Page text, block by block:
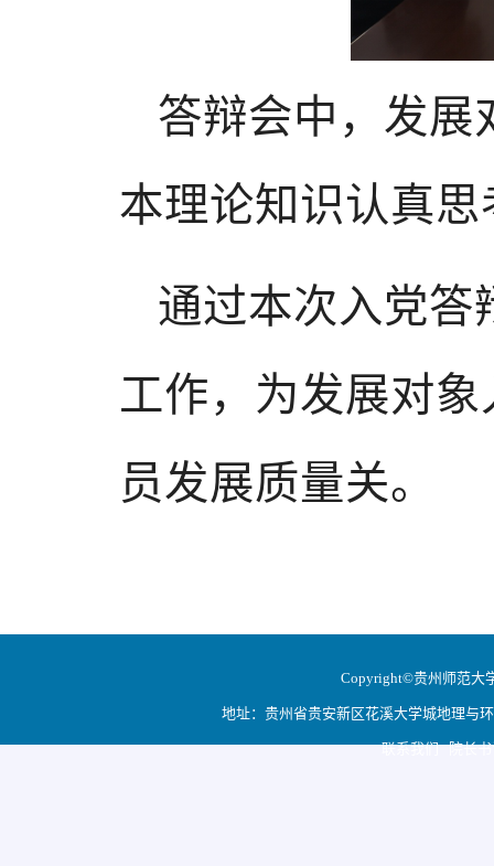
答辩会中，发展
本理论知识认真
通过本次入党答
工作，为发展对
员发展质量关。
Copyright©贵州师范大
地址：贵州省贵安新区花溪大学城地理与
联系我们 院长书